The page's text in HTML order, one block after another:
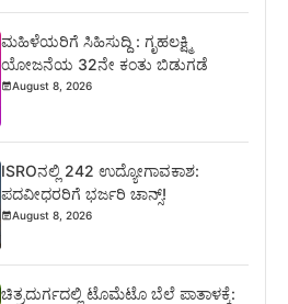
ಮಹಿಳೆಯರಿಗೆ ಸಿಹಿಸುದ್ದಿ : ಗೃಹಲಕ್ಷ್ಮಿ
ಯೋಜನೆಯ 32ನೇ ಕಂತು ಬಿಡುಗಡೆ
August 8, 2026
ISROನಲ್ಲಿ 242 ಉದ್ಯೋಗಾವಕಾಶ:
ಪದವೀಧರರಿಗೆ ಭರ್ಜರಿ ಚಾನ್ಸ್!
August 8, 2026
ಚಿತ್ರದುರ್ಗದಲ್ಲಿ ಟೊಮೆಟೊ ಬೆಲೆ ಪಾತಾಳಕ್ಕೆ: